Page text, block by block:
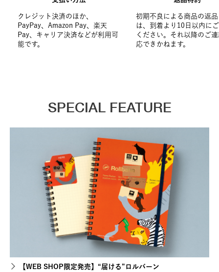
クレジット決済のほか、
PayPay、Amazon Pay、楽天
Pay、キャリア決済などが利用可
能です。
初期不良による商品の返
は、到着より10日以内に
ください。それ以降のご
応できかねます。
SPECIAL FEATURE
【WEB SHOP限定発売】“届ける”ロルバーン